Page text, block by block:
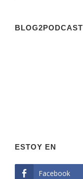
BLOG2PODCAST
ESTOY EN
Facebook